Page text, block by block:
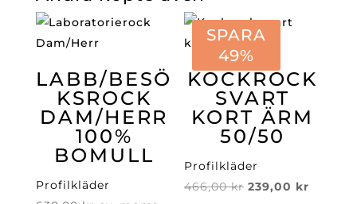
LABB/BESÖ
KSROCK
DAM/HERR
100%
BOMULL
Profilkläder
SPARA
49%
KOCKROCK
SVART
KORT ÄRM
50/50
Profilkläder
466,00kr Det
239,00 krDet